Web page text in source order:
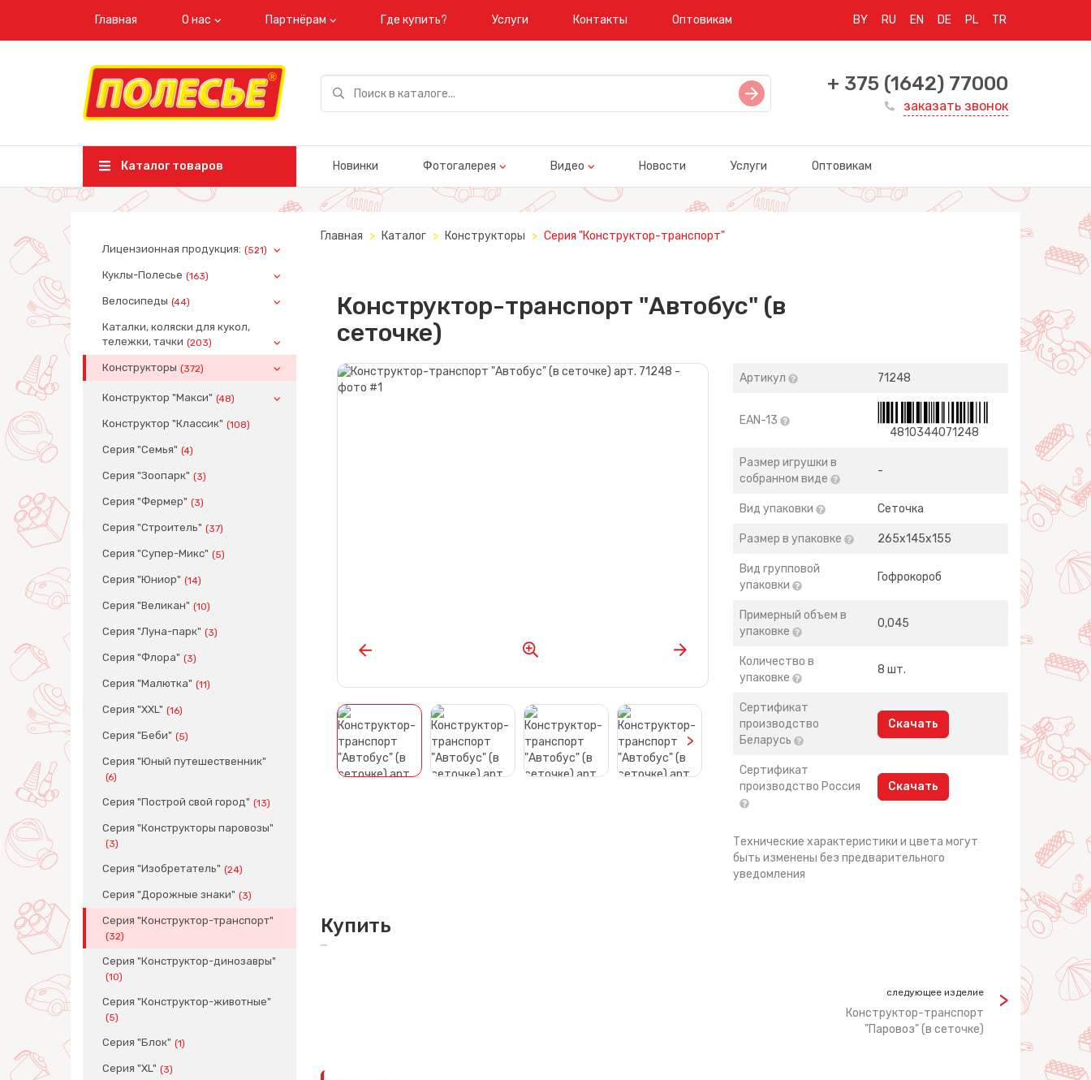
Главная О нас Партнёрам Где купить? Услуги Контакты Оптовикам BY RU EN DE PL TR
+ 375 (1642) 77000
заказать звонок
Каталог товаров Новинки Фотогалерея Видео Новости Услуги Оптовикам
Лицензионная продукция: (521)
Куклы-Полесье (163)
Велосипеды (44)
Каталки, коляски для кукол,
тележки, тачки (203)
Конструкторы (372)
Конструктор "Макси" (48)
Конструктор "Классик" (108)
Серия "Семья" (4)
Серия "Зоопарк" (3)
Серия "Фермер" (3)
Серия "Строитель" (37)
Серия "Супер-Микс" (5)
Серия "Юниор" (14)
Серия "Великан" (10)
Серия "Луна-парк" (3)
Серия "Флора" (3)
Серия "Малютка" (11)
Серия "XXL" (16)
Серия "Беби" (5)
Серия "Юный путешественник"
(6)
Серия "Построй свой город" (13)
Серия "Конструкторы паровозы"
(3)
Серия "Изобретатель" (24)
Серия "Дорожные знаки" (3)
Серия "Конструктор-транспорт"
(32)
Серия "Конструктор-динозавры"
(10)
Серия "Конструктор-животные"
(5)
Серия "Блок" (1)
Серия "XL" (3)
Главная Каталог Конструкторы Серия "Конструктор-транспорт"
Конструктор-транспорт "Автобус" (в
сеточке)
>
Артикул 71248
EAN-13
4810344071248
Размер игрушки в
собранном виде
-
Вид упаковки Сеточка
Размер в упаковке 265х145х155
Вид групповой
упаковки
Гофрокороб
Примерный объем в
упаковке
0,045
Количество в
упаковке
8 шт.
Сертификат
производство
Беларусь
Скачать
Сертификат
производство Россия
Скачать
Технические характеристики и цвета могут
быть изменены без предварительного
уведомления
Купить
следующее изделие
Конструктор-транспорт
"Паровоз" (в сеточке)